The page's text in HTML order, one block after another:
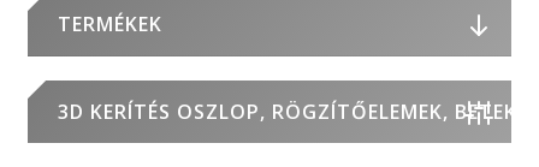
Rendelés menete
Rólunk
3D KERÍTÉS OSZLOP, RÖGZÍTŐELEMEK,
TERMÉKEK